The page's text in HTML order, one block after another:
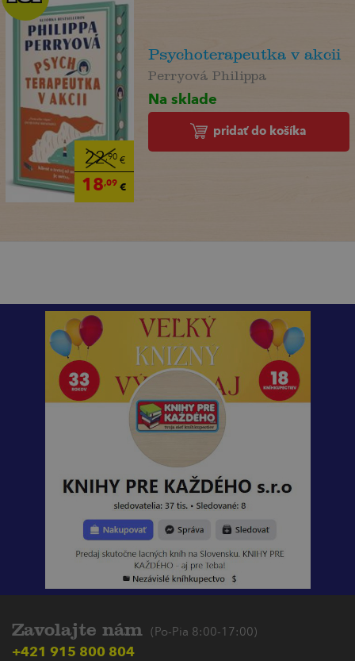
22,90€
18,09€
Psychoterapeutka v akcii
Perryová Philippa
Na sklade
pridať do košíka
Zavolajte nám (Po-Pia 8:00-17:00)
+421 915 800 804